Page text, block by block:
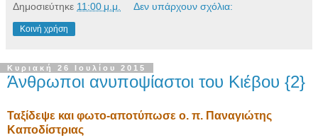
Δημοσιεύτηκε 11:00 μ.μ. Δεν υπάρχουν σχόλια:
Κοινή χρήση
Κυριακή 26 Ιουλίου 2015
Άνθρωποι ανυποψίαστοι του Κιέβου {2}
Ταξίδεψε και φωτο-αποτύπωσε ο. π. Παναγιώτης
Καποδίστριας